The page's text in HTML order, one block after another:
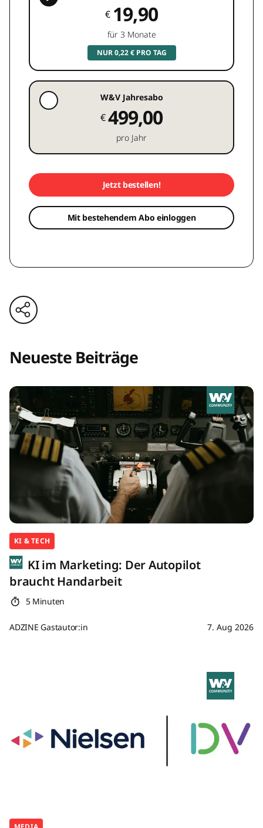
€ 19,90
für 3 Monate
NUR 0,22 € PRO TAG
W&V Jahresabo
€499,00
pro Jahr
Jetzt bestellen!
Mit bestehendem Abo einloggen
Neueste Beiträge
KI & TECH
KI im Marketing: Der Autopilot
braucht Handarbeit
5 Minuten
ADZINE Gastautor:in 7. Aug 2026